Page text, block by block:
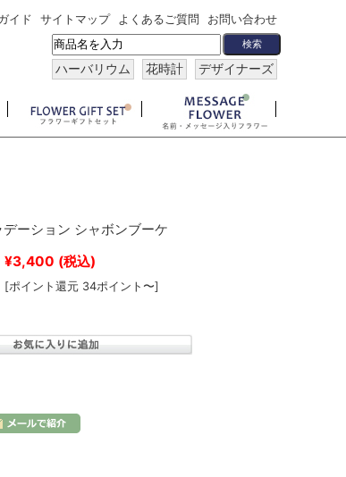
イド サイトマップ よくあるご質問 お問い合わせ
ハーバリウム 花時計 デザイナーズ
ーション シャボンブーケ
¥3,400 (税込)
[ポイント還元 34ポイント〜]